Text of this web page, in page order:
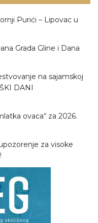
Purići – Lipovac u
Grada Gline i Dana
na sajamskoj
DANI
ovaca“ za 2026.
za visoke